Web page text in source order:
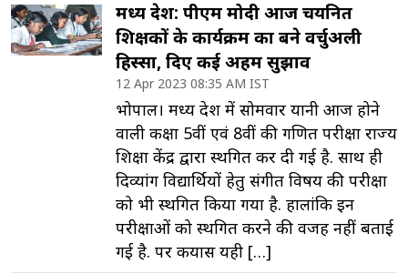
मध्य प्रदेश: पीएम मोदी आज चयनित
शिक्षकों के कार्यक्रम का बने वर्चुअली
हिस्सा, दिए कई अहम सुझाव
12 Apr 2023 08:35 AM IST
भोपाल। मध्य प्रदेश में सोमवार यानी आज होने
वाली कक्षा 5वीं एवं 8वीं की गणित परीक्षा राज्‍य
शिक्षा केंद्र द्वारा स्थगित कर दी गई है. साथ ही
दिव्यांग विद्यार्थियों हेतु संगीत विषय की परीक्षा
को भी स्‍थगित किया गया है. हालांकि इन
परीक्षाओं को स्थगित करने की वजह नहीं बताई
गई है. पर कयास यही […]